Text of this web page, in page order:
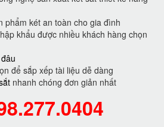
phẩm két an toàn cho gia đình
khẩu được nhiều khách hàng chọn
để sắp xếp tài liệu dễ dàng
nhanh chóng đơn giản nhất